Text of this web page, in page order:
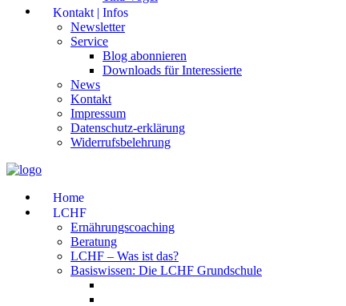
Kontakt | Infos
Newsletter
Service
Blog abonnieren
Downloads für Interessierte
News
Kontakt
Impressum
Datenschutz-erklärung
Widerrufsbelehrung
Home
LCHF
Ernährungscoaching
Beratung
LCHF – Was ist das?
Basiswissen: Die LCHF Grundschule